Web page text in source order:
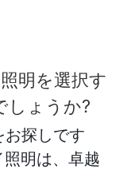
明を選択す
しょうか?
お探しです
明は、卓越